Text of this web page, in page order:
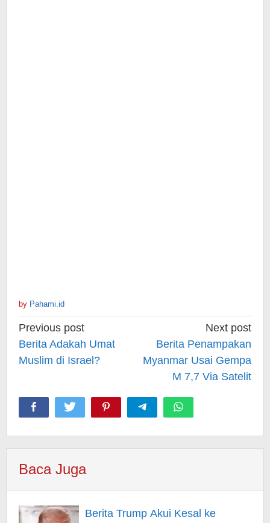
by Pahami.id
Post
navigation
Previous post
Berita Adakah Umat
Muslim di Israel?
Next post
Berita Penampakan
Myanmar Usai Gempa
M 7,7 Via Satelit
Baca Juga
Berita Trump Akui Kesal ke